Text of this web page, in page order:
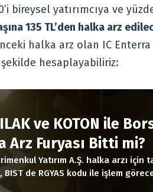
yatırımcıya ve
135 TL’den halka arz
halka arz olan IC
şekilde hesaplayabiliriz:
ve KOTON ile
Arz Furyası Bitti mi?
Yatırım A.Ş. halka arzı için
BIST de RGYAS kodu ile işlem
mi?